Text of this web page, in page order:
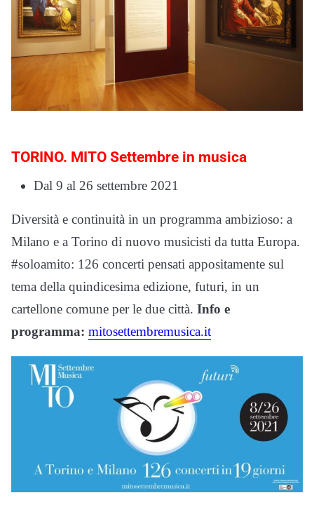
TORINO. MITO Settembre in musica
Dal 9 al 26 settembre 2021
Diversità e continuità in un programma ambizioso: a
Milano e a Torino di nuovo musicisti da tutta Europa.
#soloamito: 126 concerti pensati appositamente sul
tema della quindicesima edizione, futuri, in un
cartellone comune per le due città. Info e
programma: mitosettembremusica.it